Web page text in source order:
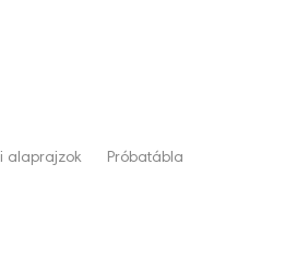
alaprajzok Próbatábla